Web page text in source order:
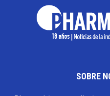
SOBRE